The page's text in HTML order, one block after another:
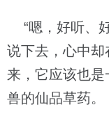
“嗯，好听、
说下去，心中
来，它应该也
兽的仙品草药。